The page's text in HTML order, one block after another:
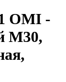
OMI -
M30,